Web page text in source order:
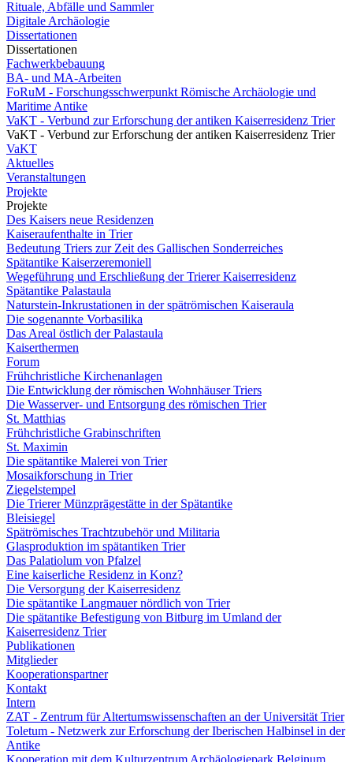
Rituale, Abfälle und Sammler
Digitale Archäologie
Dissertationen
Dissertationen
Fachwerkbebauung
BA- und MA-Arbeiten
FoRuM - Forschungsschwerpunkt Römische Archäologie und
Maritime Antike
VaKT - Verbund zur Erforschung der antiken Kaiserresidenz Trier
VaKT - Verbund zur Erforschung der antiken Kaiserresidenz Trier
VaKT
Aktuelles
Veranstaltungen
Projekte
Projekte
Des Kaisers neue Residenzen
Kaiseraufenthalte in Trier
Bedeutung Triers zur Zeit des Gallischen Sonderreiches
Spätantike Kaiserzeremoniell
Wegeführung und Erschließung der Trierer Kaiserresidenz
Spätantike Palastaula
Naturstein-Inkrustationen in der spätrömischen Kaiseraula
Die sogenannte Vorbasilika
Das Areal östlich der Palastaula
Kaiserthermen
Forum
Frühchristliche Kirchenanlagen
Die Entwicklung der römischen Wohnhäuser Triers
Die Wasserver- und Entsorgung des römischen Trier
St. Matthias
Frühchristliche Grabinschriften
St. Maximin
Die spätantike Malerei von Trier
Mosaikforschung in Trier
Ziegelstempel
Die Trierer Münzprägestätte in der Spätantike
Bleisiegel
Spätrömisches Trachtzubehör und Militaria
Glasproduktion im spätantiken Trier
Das Palatiolum von Pfalzel
Eine kaiserliche Residenz in Konz?
Die Versorgung der Kaiserresidenz
Die spätantike Langmauer nördlich von Trier
Die spätantike Befestigung von Bitburg im Umland der
Kaiserresidenz Trier
Publikationen
Mitglieder
Kooperationspartner
Kontakt
Intern
ZAT - Zentrum für Altertumswissenschaften an der Universität Trier
Toletum - Netzwerk zur Erforschung der Iberischen Halbinsel in der
Antike
Kooperation mit dem Kulturzentrum Archäologiepark Belginum